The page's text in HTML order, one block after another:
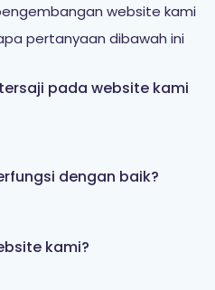
website kami
pertanyaan dibawah ini
pada website kami
dengan baik?
kami?